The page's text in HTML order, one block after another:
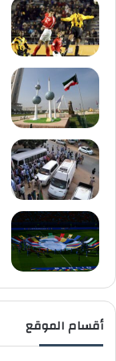
أقسام الموقع